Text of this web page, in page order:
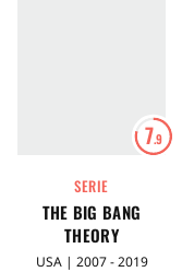
7.9
SERIE
THE BIG BANG
THEORY
USA | 2007 - 2019